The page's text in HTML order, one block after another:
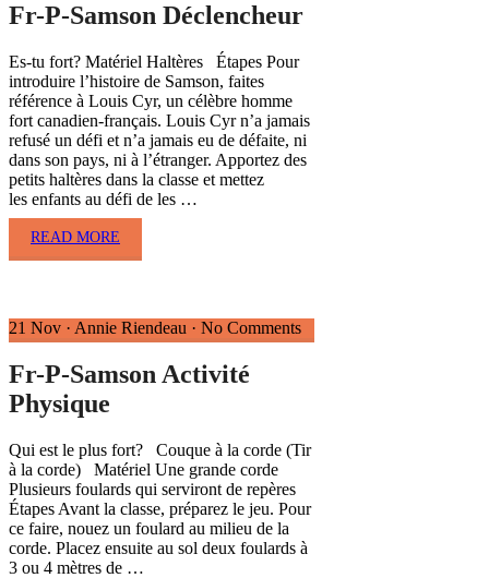
Fr-P-Samson Déclencheur
Es-tu fort? Matériel Haltères Étapes Pour
introduire l’histoire de Samson, faites
référence à Louis Cyr, un célèbre homme
fort canadien-français. Louis Cyr n’a jamais
refusé un défi et n’a jamais eu de défaite, ni
dans son pays, ni à l’étranger. Apportez des
petits haltères dans la classe et mettez
les enfants au défi de les …
READ MORE
21 Nov · Annie Riendeau · No Comments
Fr-P-Samson Activité
Physique
Qui est le plus fort? Couque à la corde (Tir
à la corde) Matériel Une grande corde
Plusieurs foulards qui serviront de repères
Étapes Avant la classe, préparez le jeu. Pour
ce faire, nouez un foulard au milieu de la
corde. Placez ensuite au sol deux foulards à
3 ou 4 mètres de …